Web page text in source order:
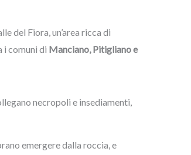
del Fiora, un’area ricca di
i comuni di Manciano, Pitigliano e
necropoli e insediamenti,
emergere dalla roccia, e